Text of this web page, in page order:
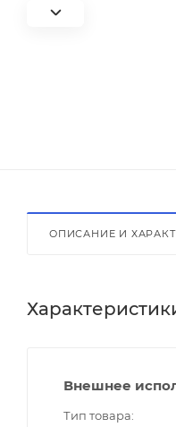
ОПИСАНИЕ И
Внешнее
Тип товара